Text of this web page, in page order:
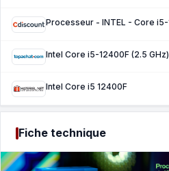
Intel Core i5-12400F (2.5 GHz)
Intel Core i5 12400F
Fiche technique